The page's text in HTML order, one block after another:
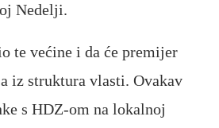
Nedelji.
te većine i da će premijer
iz struktura vlasti. Ovakav
s HDZ-om na lokalnoj